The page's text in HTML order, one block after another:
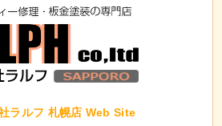
ラルフ 札幌店 Web Site